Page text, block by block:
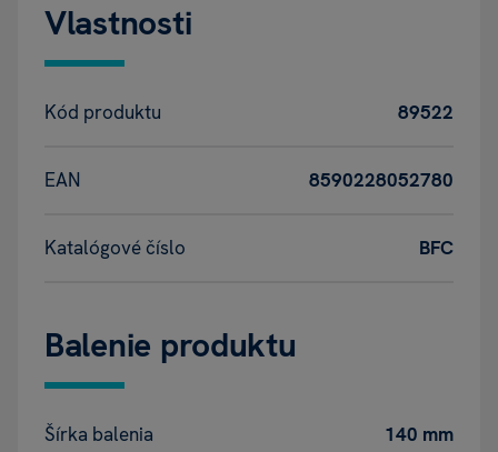
Vlastnosti
Kód produktu 89522
EAN 8590228052780
Katalógové číslo BFC
Balenie produktu
Šírka balenia 140 mm